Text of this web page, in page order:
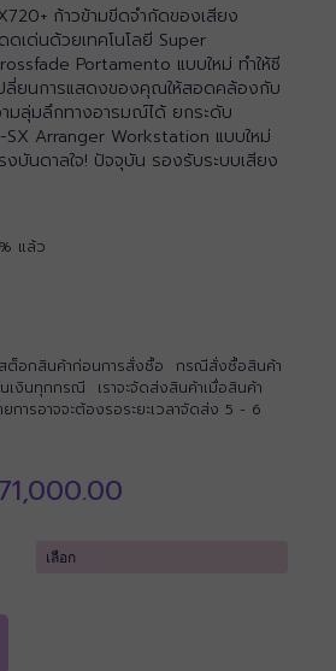
ก้าวข้ามขีดจำกัดของเสียง
เด่นด้วยเทคโนโลยี Super
Portamento แบบใหม่ ทำให้ซี
ปลี่ยนการแสดงของคุณให้สอดคล้องกับ
มลุ่มลึกทางอารมณ์ได้ ยกระดับ
Arranger Workstation แบบใหม่
บันดาลใจ! ปัจจุบัน รองรับระบบเสียง
แล้ว
ต็อกสินค้าก่อนการสั่งซื้อ กรณีสั่งซื้อสินค้า
งินทุกกรณี เราจะจัดส่งสินค้าเมื่อสินค้า
ารอาจจะต้องรอระยะเวลาจัดส่ง 5 - 6